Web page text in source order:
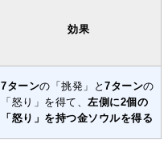
効果
7ターンの「挑発」と7ターンの
「怒り」を得て、左側に2個の
「怒り」を持つ金ソウルを得る